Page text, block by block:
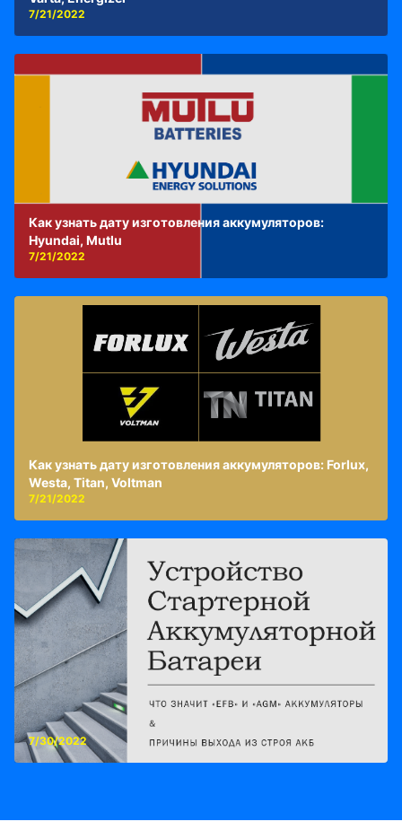
7/21/2022
Как узнать дату изготовления аккумуляторов:
Hyundai, Mutlu
7/21/2022
Как узнать дату изготовления аккумуляторов: Forlux,
Westa, Titan, Voltman
7/21/2022
7/30/2022